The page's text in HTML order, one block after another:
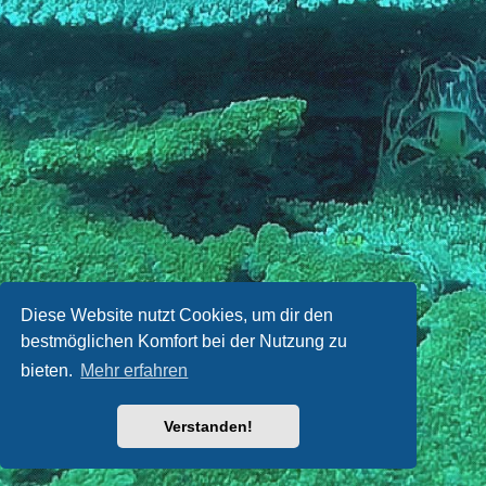
Diese Website nutzt Cookies, um dir den
bestmöglichen Komfort bei der Nutzung zu
bieten. Mehr erfahren
Verstanden!